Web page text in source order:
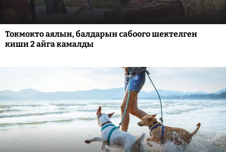
Токмокто аялын, балдарын сабоого шектелген
киши 2 айга камалды